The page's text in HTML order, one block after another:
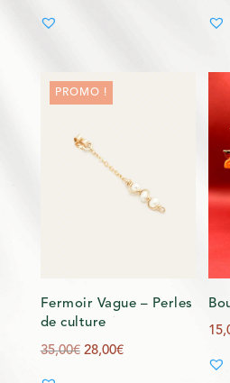
29,00€.
PROMO !
Fermoir Vague – Perles
de culture
35,00€ Le
28,00€Le